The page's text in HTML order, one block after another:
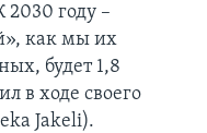
2030 году –
как мы их
будет 1,8
в ходе своего
Jakeli).